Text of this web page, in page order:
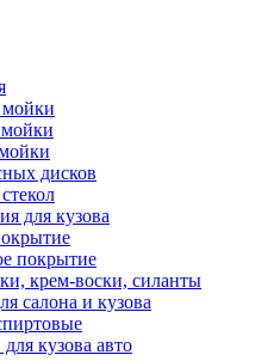
мойки
мойки
дисков
для кузова
покрытие
крем-воски, силанты
салона и кузова
кузова авто